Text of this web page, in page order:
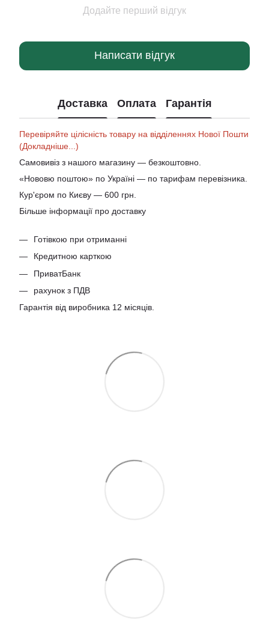
Додайте перший відгук
Написати відгук
Доставка Оплата Гарантія
Перевіряйте цілісність товару на відділеннях Нової Пошти
(Докладніше...)
Самовивіз з нашого магазину — безкоштовно.
«Нововю поштою» по Україні — по тарифам перевізника.
Кур'єром по Києву — 600 грн.
Більше інформації про доставку
Готівкою при отриманні
Кредитною карткою
ПриватБанк
рахунок з ПДВ
Гарантія від виробника 12 місяців.